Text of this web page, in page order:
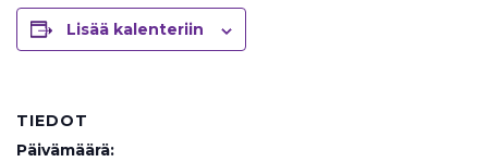
Lisää kalenteriin
TIEDOT
Päivämäärä: